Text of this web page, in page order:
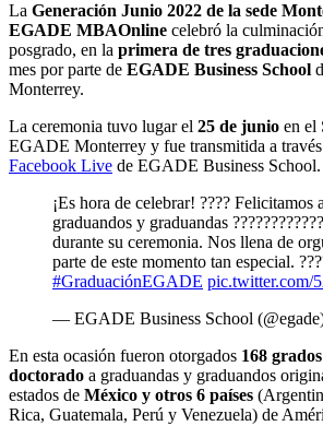
La Generación Junio 2022 de la sede
EGADE MBAOnline celebró la
posgrado, en la primera de tres
mes por parte de EGADE Business School
Monterrey.
La ceremonia tuvo lugar el 25 de junio en el
EGADE Monterrey y fue transmitida a
Facebook Live de EGADE Business School.
¡Es hora de celebrar! ???? Felicitamos
graduandos y graduandas
durante su ceremonia. Nos llena de
parte de este momento tan especial.
#GraduaciónEGADE pic.twitter.com/
— EGADE Business School
En esta ocasión fueron otorgados 168
doctorado a graduandas y graduandos
estados de México y otros 6 países
Rica, Guatemala, Perú y Venezuela) de